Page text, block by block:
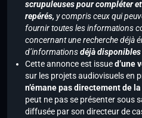
scrupuleuses pour compléter
repérés, y compris ceux qui
fournir toutes les informations
concernant une recherche déjà
d’informationsdéjà
Cette annonce est issued’une
sur les projets audiovisuels en
n’émane pas directement de
peut ne pas se présenter sous
diffusée par son directeur de